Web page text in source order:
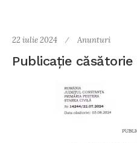
22 iulie 2024 Anunturi
Publicație căsătorie